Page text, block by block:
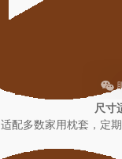
尺寸
适配多数家用枕套，定